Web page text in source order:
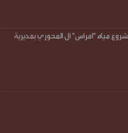
.. مشروع مياه "امرأس" آل المحوري بمديرية